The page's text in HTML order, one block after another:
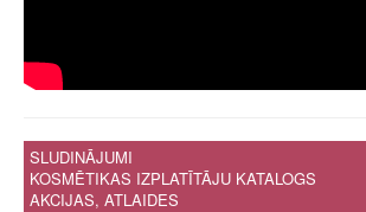
SLUDINĀJUMI
KOSMĒTIKAS IZPLATĪTĀJU KATALOGS
AKCIJAS, ATLAIDES